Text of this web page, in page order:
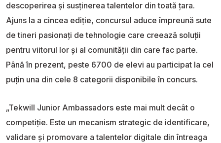
descoperirea și susținerea talentelor din toată țara.
Ajuns la a cincea ediție, concursul aduce împreună sute
de tineri pasionați de tehnologie care creează soluții
pentru viitorul lor și al comunității din care fac parte.
Până în prezent, peste 6700 de elevi au participat la cel
puțin una din cele 8 categorii disponibile în concurs.
„Tekwill Junior Ambassadors este mai mult decât o
competiție. Este un mecanism strategic de identificare,
validare și promovare a talentelor digitale din întreaga